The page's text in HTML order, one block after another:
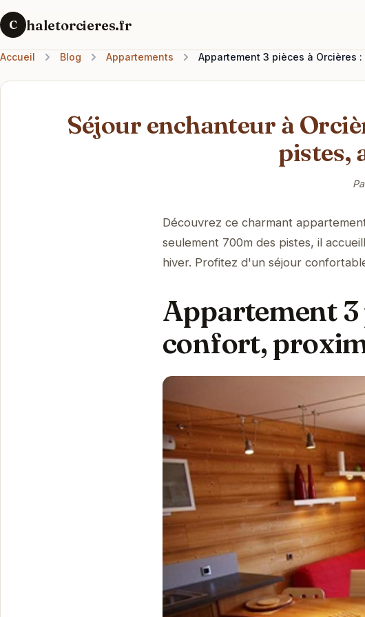
C haletorcieres.fr
Accueil Blog Appartements Appartement 3 pièces à Orcières
Séjour enchanteur à
pistes,
Découvrez ce charmant
seulement 700m des pistes, il
hiver. Profitez d'un séjour
Appartement 3
confort,